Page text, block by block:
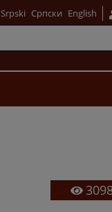
Srpski Српски English